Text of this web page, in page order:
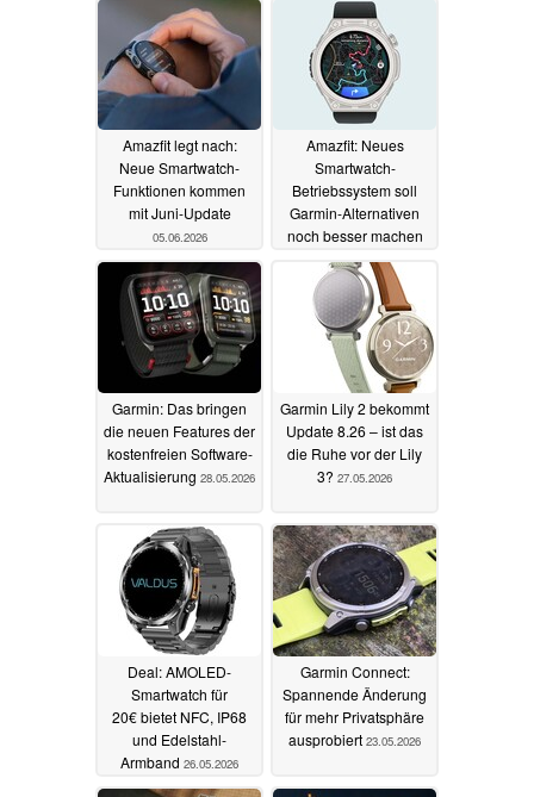
Amazfit legt nach:
Neue Smartwatch-
Funktionen kommen
mit Juni-Update
05.06.2026
Amazfit: Neues
Smartwatch-
Betriebssystem soll
Garmin-Alternativen
noch besser machen
04.06.2026
Garmin: Das bringen
die neuen Features der
kostenfreien Software-
Aktualisierung 28.05.2026
Garmin Lily 2 bekommt
Update 8.26 – ist das
die Ruhe vor der Lily
3? 27.05.2026
Deal: AMOLED-
Smartwatch für
20€ bietet NFC, IP68
und Edelstahl-
Armband 26.05.2026
Garmin Connect:
Spannende Änderung
für mehr Privatsphäre
ausprobiert 23.05.2026